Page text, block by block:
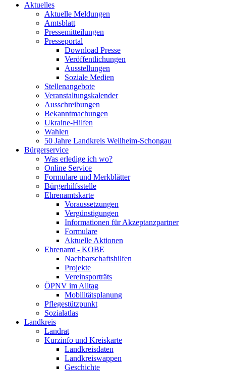
Aktuelles
Aktuelle Meldungen
Amtsblatt
Pressemitteilungen
Presseportal
Download Presse
Veröffentlichungen
Ausstellungen
Soziale Medien
Stellenangebote
Veranstaltungskalender
Ausschreibungen
Bekanntmachungen
Ukraine-Hilfen
Wahlen
50 Jahre Landkreis Weilheim-Schongau
Bürgerservice
Was erledige ich wo?
Online Service
Formulare und Merkblätter
Bürgerhilfsstelle
Ehrenamtskarte
Voraussetzungen
Vergünstigungen
Informationen für Akzeptanzpartner
Formulare
Aktuelle Aktionen
Ehrenamt - KOBE
Nachbarschaftshilfen
Projekte
Vereinsporträts
ÖPNV im Alltag
Mobilitätsplanung
Pflegestützpunkt
Sozialatlas
Landkreis
Landrat
Kurzinfo und Kreiskarte
Landkreisdaten
Landkreiswappen
Geschichte